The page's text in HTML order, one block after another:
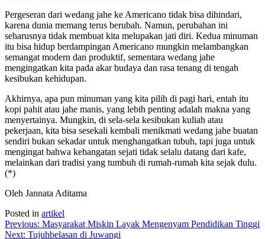
Pergeseran dari wedang jahe ke Americano tidak bisa dihindari,
karena dunia memang terus berubah. Namun, perubahan ini
seharusnya tidak membuat kita melupakan jati diri. Kedua minuman
itu bisa hidup berdampingan Americano mungkin melambangkan
semangat modern dan produktif, sementara wedang jahe
mengingatkan kita pada akar budaya dan rasa tenang di tengah
kesibukan kehidupan.
Akhirnya, apa pun minuman yang kita pilih di pagi hari, entah itu
kopi pahit atau jahe manis, yang lebih penting adalah makna yang
menyertainya. Mungkin, di sela-sela kesibukan kuliah atau
pekerjaan, kita bisa sesekali kembali menikmati wedang jahe buatan
sendiri bukan sekadar untuk menghangatkan tubuh, tapi juga untuk
mengingat bahwa kehangatan sejati tidak selalu datang dari kafe,
melainkan dari tradisi yang tumbuh di rumah-rumah kita sejak dulu.
(*)
Oleh Jannata Aditama
Posted in artikel
Post
Previous: Masyarakat Miskin Layak Mengenyam Pendidikan Tinggi
Next: Tujuhbelasan di Juwangi